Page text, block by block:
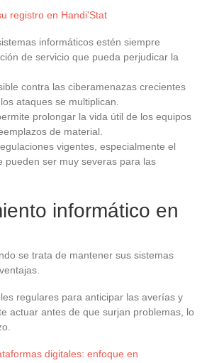
registro en Handi'Stat
informáticos estén siempre
de servicio que pueda perjudicar la
contra las ciberamenazas crecientes
ataques se multiplican.
prolongar la vida útil de los equipos
de material.
vigentes, especialmente el
pueden ser muy severas para las
informático en
se trata de mantener sus sistemas
regulares para anticipar las averías y
actuar antes de que surjan problemas, lo
digitales: enfoque en